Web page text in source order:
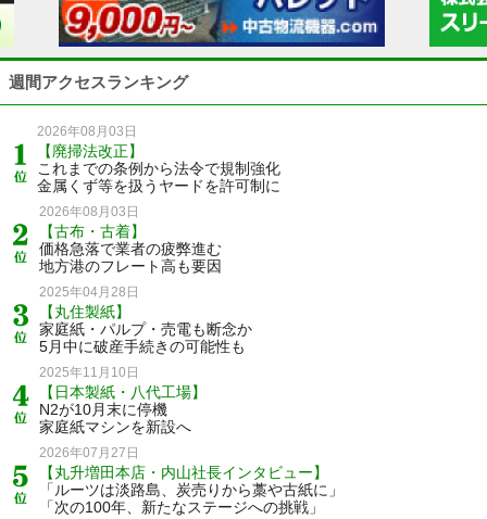
週間アクセスランキング
2026年08月03日
【廃掃法改正】
これまでの条例から法令で規制強化
金属くず等を扱うヤードを許可制に
2026年08月03日
【古布・古着】
価格急落で業者の疲弊進む
地方港のフレート高も要因
2025年04月28日
【丸住製紙】
家庭紙・パルプ・売電も断念か
5月中に破産手続きの可能性も
2025年11月10日
【日本製紙・八代工場】
N2が10月末に停機
家庭紙マシンを新設へ
2026年07月27日
【丸升増田本店・内山社長インタビュー】
「ルーツは淡路島、炭売りから藁や古紙に」
「次の100年、新たなステージへの挑戦」